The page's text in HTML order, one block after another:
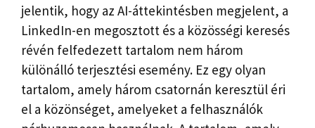
jelentik, hogy az AI-áttekintésben megjelent, a
LinkedIn-en megosztott és a közösségi keresés
révén felfedezett tartalom nem három
különálló terjesztési esemény. Ez egy olyan
tartalom, amely három csatornán keresztül éri
el a közönséget, amelyeket a felhasználók